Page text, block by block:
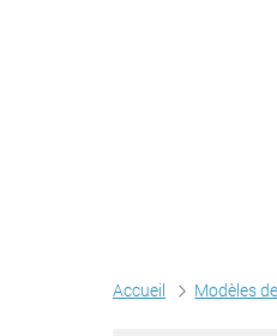
Accueil Modèles